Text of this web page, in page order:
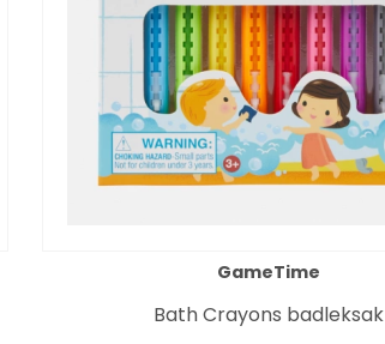
GameTime
Bath Crayons badleksak